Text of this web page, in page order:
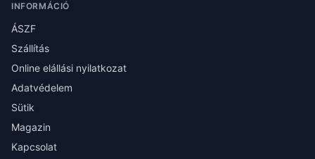
INFORMÁCIÓ
ÁSZF
Szállítás
Online elállási nyilatkozat
Adatvédelem
Sütik
Magazin
Kapcsolat